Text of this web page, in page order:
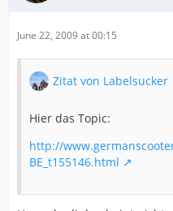
June 22, 2009 at 00:15
Zitat von Labelsucker
Hier das Topic:
http://
BE_t155146.html